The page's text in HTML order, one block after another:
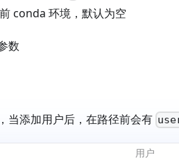
前 conda 环境，默认为空
数
当添加用户后，在路径前会有
用户